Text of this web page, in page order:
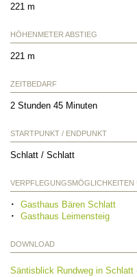
221 m
HÖHENMETER ABSTIEG
221 m
ZEITBEDARF
2 Stunden 45 Minuten
STARTPUNKT / ENDPUNKT
Schlatt / Schlatt
VERPFLEGUNGSMÖGLICHKEITEN
Gasthaus Bären Schlatt
Gasthaus Leimensteig
DOWNLOAD
Säntisblick Rundweg in Schlatt